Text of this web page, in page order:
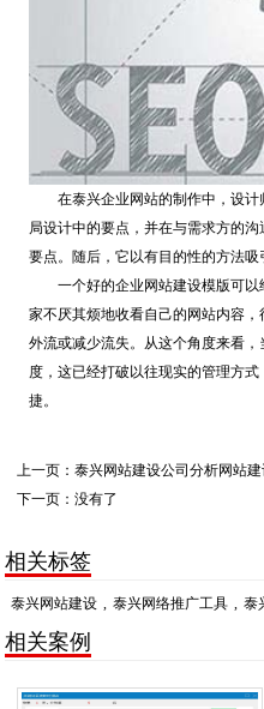
在泰兴企业网站的制作中，设
局设计中的要点，并在与需求方的
要点。随后，它以有目的性的方法吸
一个好的企业网站建设模版可
家不厌其烦地收看自己的网站内容
外流或减少流失。从这个角度来看
度，这已经打破以往现实的管理方
捷。
上一页：泰兴网站建设公司分析网站
下一页：没有了
相关标签
泰兴网站建设 , 泰兴网络推广工具 , 泰
相关案例